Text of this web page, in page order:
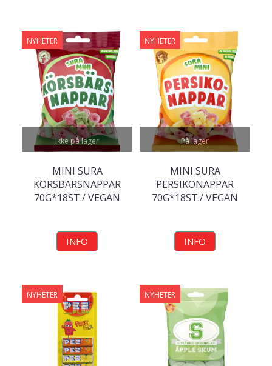
Ikke på lager
NYHETER
MINI SURA
KÖRSBÄRSNAPPAR
70G*18ST./ VEGAN
INFO
På lager
NYHETER
MINI SURA
PERSIKONAPPAR
70G*18ST./ VEGAN
INFO
NYHETER NYHETER